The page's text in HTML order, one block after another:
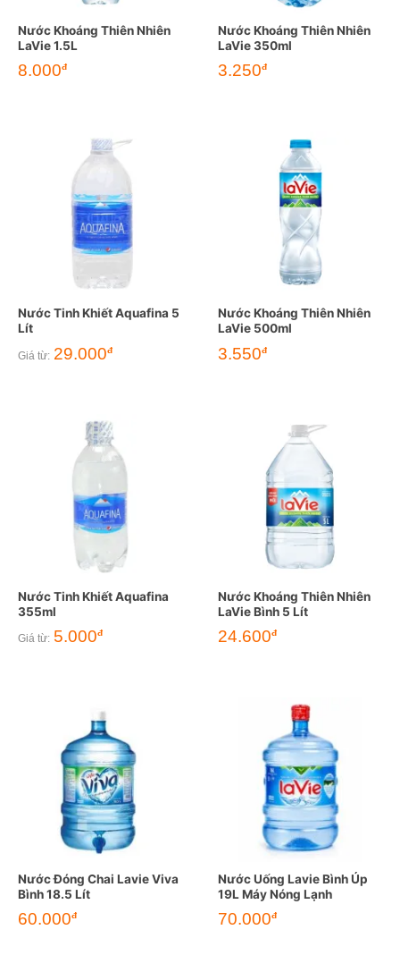
Nước Khoáng Thiên Nhiên
LaVie 1.5L
8.000đ
Nước Khoáng Thiên Nhiên
LaVie 350ml
3.250đ
Nước Tinh Khiết Aquafina 5
Lít
Giá từ: 29.000đ
Nước Khoáng Thiên Nhiên
LaVie 500ml
3.550đ
Nước Tinh Khiết Aquafina
355ml
Giá từ: 5.000đ
Nước Khoáng Thiên Nhiên
LaVie Bình 5 Lít
24.600đ
Nước Đóng Chai Lavie Viva
Bình 18.5 Lít
60.000đ
Nước Uống Lavie Bình Úp
19L Máy Nóng Lạnh
70.000đ